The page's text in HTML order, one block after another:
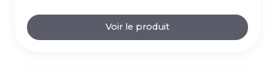
Voir le produit